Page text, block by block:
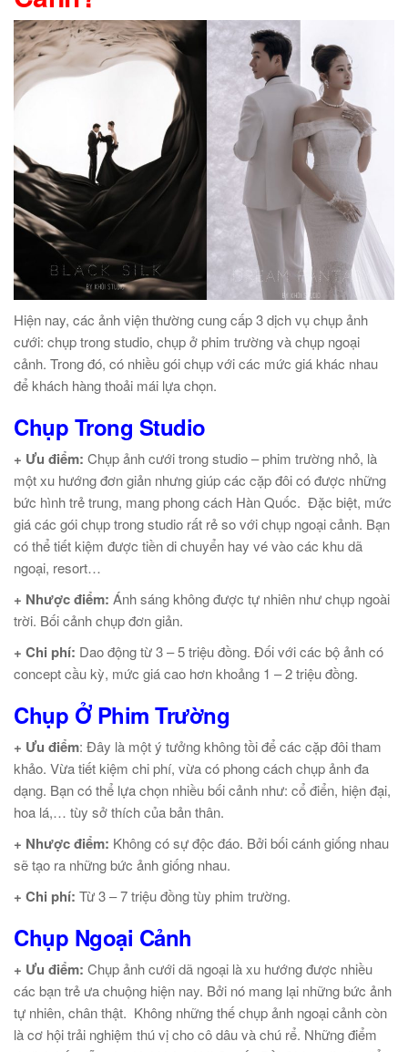
Hiện nay, các ảnh viện thường cung cấp 3 dịch vụ chụp ảnh
cưới: chụp trong studio, chụp ở phim trường và chụp ngoại
cảnh. Trong đó, có nhiều gói chụp với các mức giá khác nhau
để khách hàng thoải mái lựa chọn.
Chụp Trong Studio
+ Ưu điểm: Chụp ảnh cưới trong studio – phim trường nhỏ, là
một xu hướng đơn giản nhưng giúp các cặp đôi có được những
bức hình trẻ trung, mang phong cách Hàn Quốc. Đặc biệt, mức
giá các gói chụp trong studio rất rẻ so với chụp ngoại cảnh. Bạn
có thể tiết kiệm được tiền di chuyển hay vé vào các khu dã
ngoại, resort…
+ Nhược điểm: Ánh sáng không được tự nhiên như chụp ngoài
trời. Bối cảnh chụp đơn giản.
+ Chi phí: Dao động từ 3 – 5 triệu đồng. Đối với các bộ ảnh có
concept cầu kỳ, mức giá cao hơn khoảng 1 – 2 triệu đồng.
Chụp Ở Phim Trường
+ Ưu điểm: Đây là một ý tưởng không tồi để các cặp đôi tham
khảo. Vừa tiết kiệm chi phí, vừa có phong cách chụp ảnh đa
dạng. Bạn có thể lựa chọn nhiều bối cảnh như: cổ điển, hiện đại,
hoa lá,… tùy sở thích của bản thân.
+ Nhược điểm: Không có sự độc đáo. Bởi bối cánh giống nhau
sẽ tạo ra những bức ảnh giống nhau.
+ Chi phí: Từ 3 – 7 triệu đồng tùy phim trường.
Chụp Ngoại Cảnh
+ Ưu điểm: Chụp ảnh cưới dã ngoại là xu hướng được nhiều
các bạn trẻ ưa chuộng hiện nay. Bởi nó mang lại những bức ảnh
tự nhiên, chân thật. Không những thế chụp ảnh ngoại cảnh còn
là cơ hội trải nghiệm thú vị cho cô dâu và chú rể. Những điểm